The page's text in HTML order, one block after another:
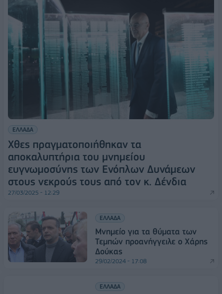
ΕΛΛΑΔΑ
Χθες πραγματοποιήθηκαν τα
αποκαλυπτήρια του μνημείου
ευγνωμοσύνης των Ενόπλων Δυνάμεων
στους νεκρούς τους από τον κ. Δένδια
27/03/2025 - 12:29
ΕΛΛΑΔΑ
Μνημείο για τα θύματα των
Τεμπών προανήγγειλε ο Χάρης
Δούκας
29/02/2024 - 17:08
ΕΛΛΑΔΑ